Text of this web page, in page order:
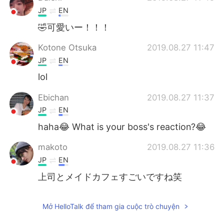
JP EN
🤣可愛いー！！！
Kotone Otsuka 2019.08.27 11:47
JP EN
lol
Ebichan 2019.08.27 11:37
JP EN
haha😂 What is your boss's reaction?😂
makoto 2019.08.27 11:36
JP EN
上司とメイドカフェすごいですね笑
Mở HelloTalk để tham gia cuộc trò chuyện